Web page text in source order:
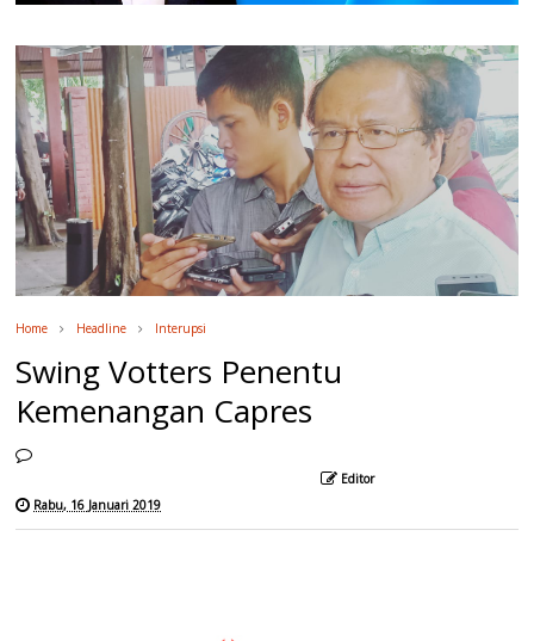
Home Headline Interupsi
Swing Votters Penentu
Kemenangan Capres
Editor
Rabu, 16 Januari 2019